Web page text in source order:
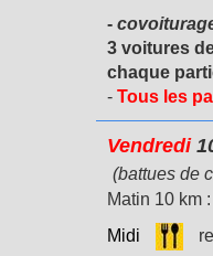
-
3 voitures
chaque
- Tous les
Vendredi
(battues de
Matin 10 km
Midi